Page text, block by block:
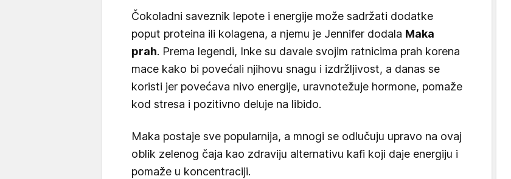
Čokoladni saveznik lepote i energije može sadržati dodatke
poput proteina ili kolagena, a njemu je Jennifer dodala Maka
prah. Prema legendi, Inke su davale svojim ratnicima prah korena
mace kako bi povećali njihovu snagu i izdržljivost, a danas se
koristi jer povećava nivo energije, uravnotežuje hormone, pomaže
kod stresa i pozitivno deluje na libido.
Maka postaje sve popularnija, a mnogi se odlučuju upravo na ovaj
oblik zelenog čaja kao zdraviju alternativu kafi koji daje energiju i
pomaže u koncentraciji.